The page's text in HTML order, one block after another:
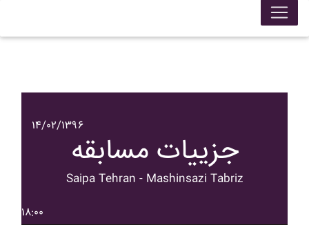
۱۴/۰۲/۱۳۹۶
جزییات مسابقه
Saipa Tehran - Mashinsazi Tabriz
۱۸:۰۰